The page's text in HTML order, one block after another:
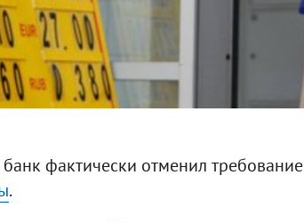
фактически отменил требование
.